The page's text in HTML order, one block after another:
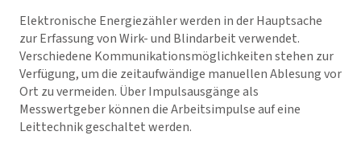
Elektronische Energiezähler werden in der Hauptsache
zur Erfassung von Wirk- und Blindarbeit verwendet.
Verschiedene Kommunikationsmöglichkeiten stehen zur
Verfügung, um die zeitaufwändige manuellen Ablesung vor
Ort zu vermeiden. Über Impulsausgänge als
Messwertgeber können die Arbeitsimpulse auf eine
Leittechnik geschaltet werden.